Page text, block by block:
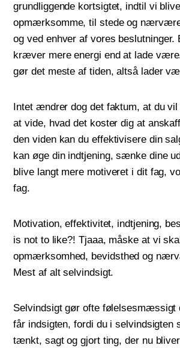
grundliggende kortsigtet, indtil vi
opmærksomme, til stede og
og ved enhver af vores beslutninger.
kræver mere energi end at lade
gør det meste af tiden, altså lader
Intet ændrer dog det faktum, at du vil
at vide, hvad det koster dig at
den viden kan du effektivisere din
kan øge din indtjening, sænke dine
blive langt mere motiveret i dit fag,
fag.
Motivation, effektivitet, indtjening,
is not to like?! Tjaaa, måske at vi
opmærksomhed, bevidsthed og
Mest af alt selvindsigt.
Selvindsigt gør ofte følelsesmæssigt
får indsigten, fordi du i selvindsigten
tænkt, sagt og gjort ting, der nu